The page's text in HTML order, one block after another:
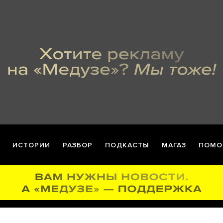
ИСТОРИИ РАЗБОР ПОДКАСТЫ МАГАЗ